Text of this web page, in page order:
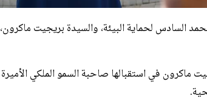
السادس لحماية البيئة، والسيدة بريجيت ماكرون،
ماكرون في استقبالها صاحبة السمو الملكي الأميرة